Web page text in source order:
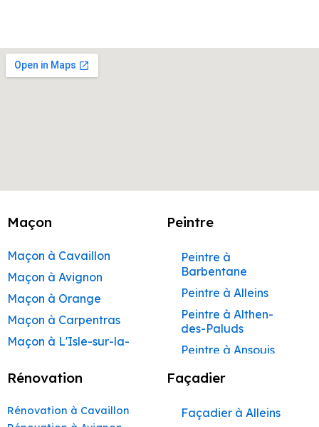
Maçon
Maçon à Cavaillon
Maçon à Avignon
Maçon à Orange
Maçon à Carpentras
Maçon à L'Isle-sur-la-
Maçon à Apt
Maçon à Pertuis
Maçon à Sorgues
Peintre
Peintre à
Barbentane
Peintre à Alleins
Peintre à Althen-
des-Paluds
Peintre à Ansouis
Peintre à Apt
Peintre à Aurons
Rénovation
Rénovation à Cavaillon
Façadier
Façadier à Alleins